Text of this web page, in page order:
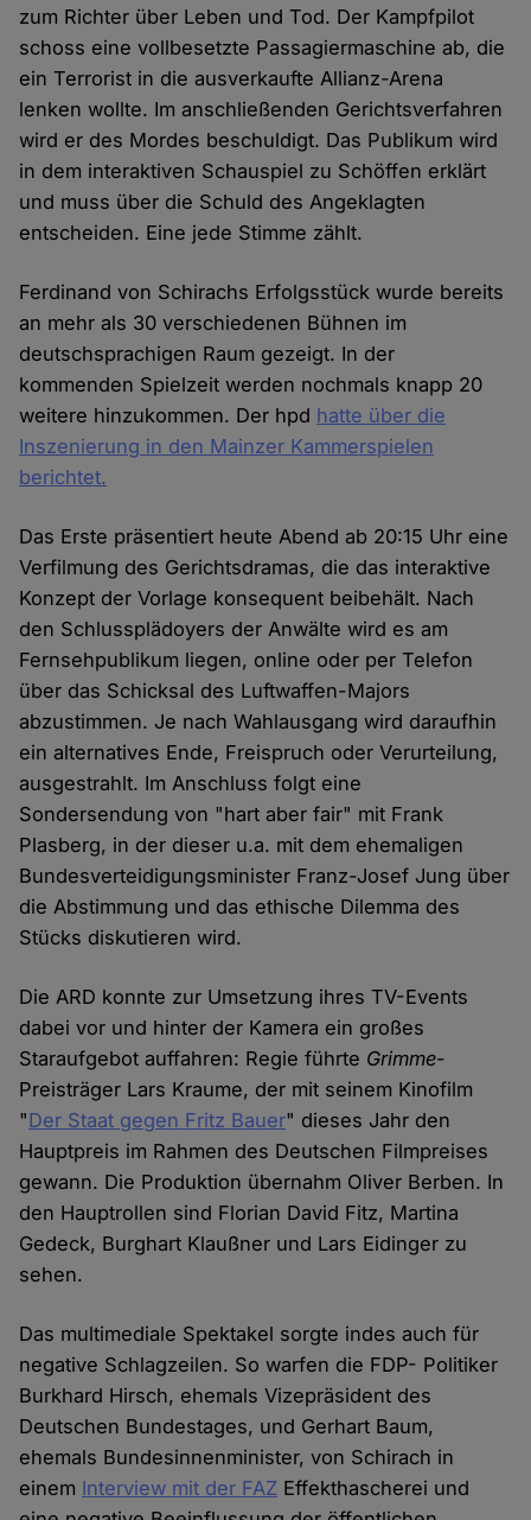
zum Richter über Leben und Tod. Der Kampfpilot
schoss eine vollbesetzte Passagiermaschine ab, die
ein Terrorist in die ausverkaufte Allianz-Arena
lenken wollte. Im anschließenden Gerichtsverfahren
wird er des Mordes beschuldigt. Das Publikum wird
in dem interaktiven Schauspiel zu Schöffen erklärt
und muss über die Schuld des Angeklagten
entscheiden. Eine jede Stimme zählt.
Ferdinand von Schirachs Erfolgsstück wurde bereits
an mehr als 30 verschiedenen Bühnen im
deutschsprachigen Raum gezeigt. In der
kommenden Spielzeit werden nochmals knapp 20
weitere hinzukommen. Der hpd hatte über die
Inszenierung in den Mainzer Kammerspielen
berichtet.
Das Erste präsentiert heute Abend ab 20:15 Uhr eine
Verfilmung des Gerichtsdramas, die das interaktive
Konzept der Vorlage konsequent beibehält. Nach
den Schlussplädoyers der Anwälte wird es am
Fernsehpublikum liegen, online oder per Telefon
über das Schicksal des Luftwaffen-Majors
abzustimmen. Je nach Wahlausgang wird daraufhin
ein alternatives Ende, Freispruch oder Verurteilung,
ausgestrahlt. Im Anschluss folgt eine
Sondersendung von "hart aber fair" mit Frank
Plasberg, in der dieser u.a. mit dem ehemaligen
Bundesverteidigungsminister Franz-Josef Jung über
die Abstimmung und das ethische Dilemma des
Stücks diskutieren wird.
Die ARD konnte zur Umsetzung ihres TV-Events
dabei vor und hinter der Kamera ein großes
Staraufgebot auffahren: Regie führte Grimme-
Preisträger Lars Kraume, der mit seinem Kinofilm
"Der Staat gegen Fritz Bauer" dieses Jahr den
Hauptpreis im Rahmen des Deutschen Filmpreises
gewann. Die Produktion übernahm Oliver Berben. In
den Hauptrollen sind Florian David Fitz, Martina
Gedeck, Burghart Klaußner und Lars Eidinger zu
sehen.
Das multimediale Spektakel sorgte indes auch für
negative Schlagzeilen. So warfen die FDP- Politiker
Burkhard Hirsch, ehemals Vizepräsident des
Deutschen Bundestages, und Gerhart Baum,
ehemals Bundesinnenminister, von Schirach in
einem Interview mit der FAZ Effekthascherei und